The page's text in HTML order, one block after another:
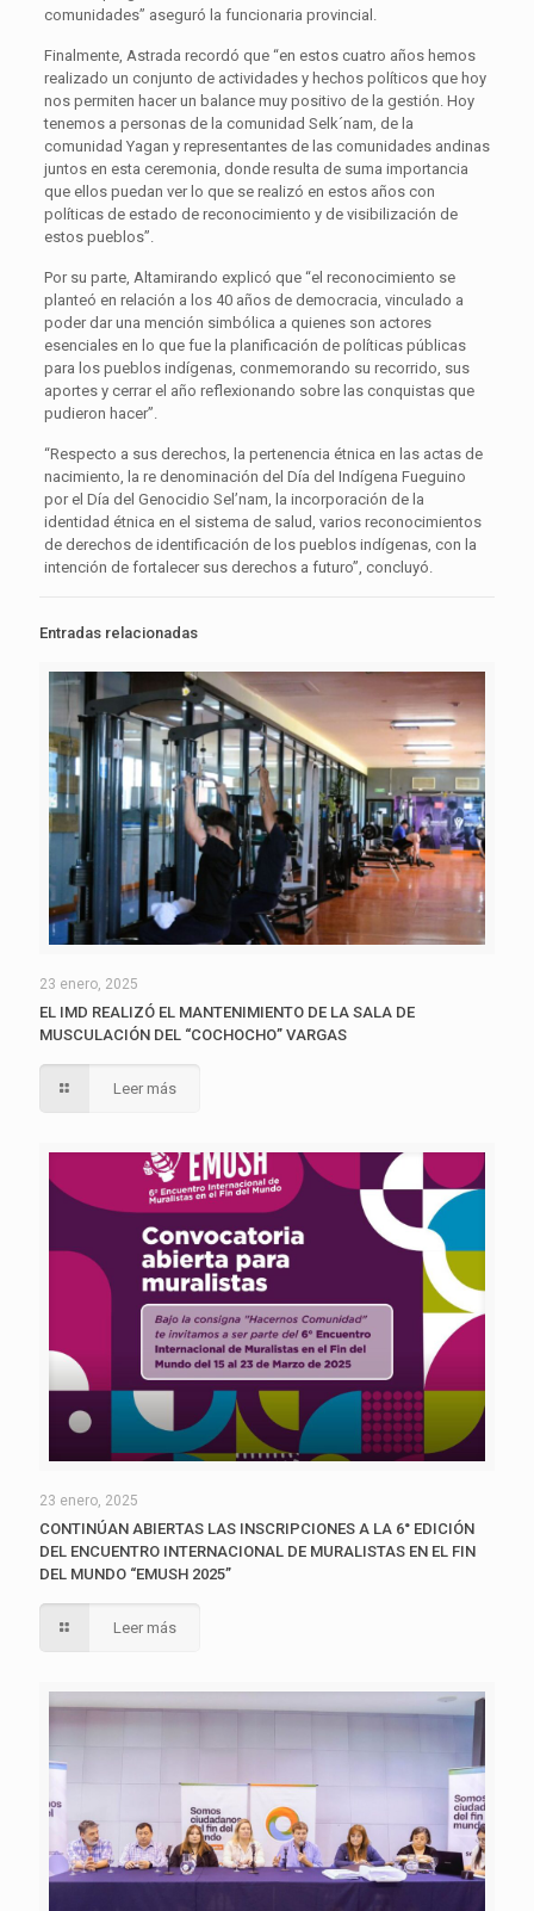
comunidades” aseguró la funcionaria provincial.
Finalmente, Astrada recordó que “en estos cuatro años hemos
realizado un conjunto de actividades y hechos políticos que hoy
nos permiten hacer un balance muy positivo de la gestión. Hoy
tenemos a personas de la comunidad Selk´nam, de la
comunidad Yagan y representantes de las comunidades andinas
juntos en esta ceremonia, donde resulta de suma importancia
que ellos puedan ver lo que se realizó en estos años con
políticas de estado de reconocimiento y de visibilización de
estos pueblos”.
Por su parte, Altamirando explicó que “el reconocimiento se
planteó en relación a los 40 años de democracia, vinculado a
poder dar una mención simbólica a quienes son actores
esenciales en lo que fue la planificación de políticas públicas
para los pueblos indígenas, conmemorando su recorrido, sus
aportes y cerrar el año reflexionando sobre las conquistas que
pudieron hacer”.
“Respecto a sus derechos, la pertenencia étnica en las actas de
nacimiento, la re denominación del Día del Indígena Fueguino
por el Día del Genocidio Sel’nam, la incorporación de la
identidad étnica en el sistema de salud, varios reconocimientos
de derechos de identificación de los pueblos indígenas, con la
intención de fortalecer sus derechos a futuro”, concluyó.
Entradas relacionadas
23 enero, 2025
EL IMD REALIZÓ EL MANTENIMIENTO DE LA SALA DE
MUSCULACIÓN DEL “COCHOCHO” VARGAS
Leer más
23 enero, 2025
CONTINÚAN ABIERTAS LAS INSCRIPCIONES A LA 6° EDICIÓN
DEL ENCUENTRO INTERNACIONAL DE MURALISTAS EN EL FIN
DEL MUNDO “EMUSH 2025”
Leer más